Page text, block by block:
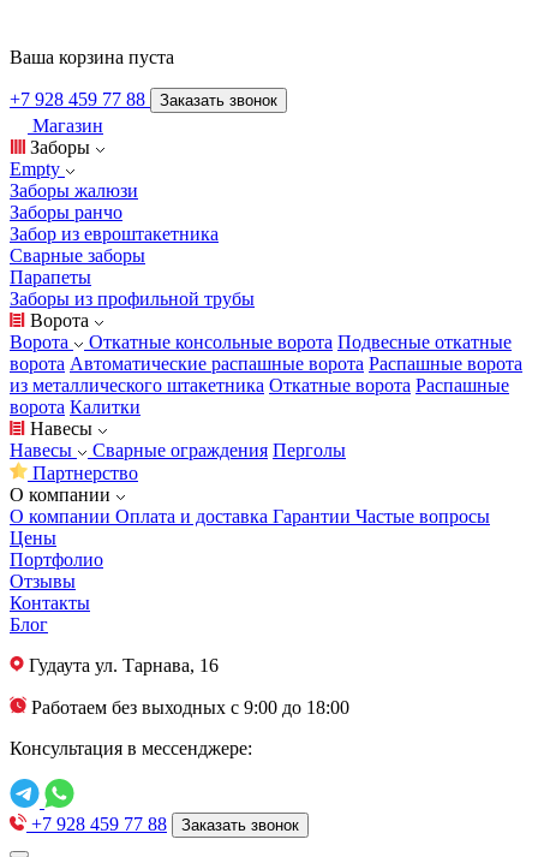
Ваша корзина пуста
+7 928 459 77 88 Заказать звонок
Магазин
Заборы
Empty
Заборы жалюзи
Заборы ранчо
Забор из евроштакетника
Сварные заборы
Парапеты
Заборы из профильной трубы
Ворота
Ворота
Откатные консольные ворота Подвесные откатные
ворота Автоматические распашные ворота Распашные ворота
из металлического штакетника Откатные ворота Распашные
ворота Калитки
Навесы
Навесы
Сварные ограждения Перголы
Партнерство
О компании
О компании Оплата и доставка Гарантии Частые вопросы
Цены
Портфолио
Отзывы
Контакты
Блог
Гудаута ул. Тарнава, 16
Работаем без выходных с 9:00 до 18:00
Консультация в мессенджере:
+7 928 459 77 88 Заказать звонок